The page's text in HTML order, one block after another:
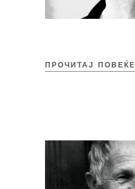
ПРОЧИТАЈ ПОВЕЌЕ